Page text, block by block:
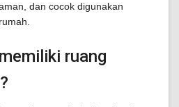
dan cocok digunakan
ruang